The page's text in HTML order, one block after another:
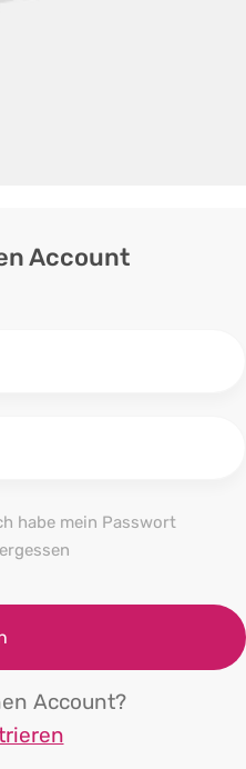
Account
habe mein Passwort
Account?